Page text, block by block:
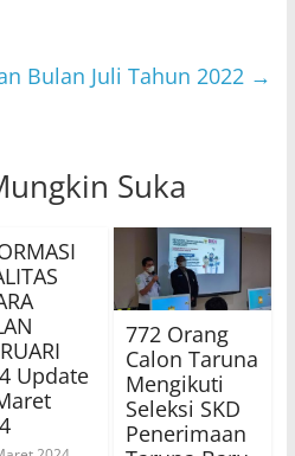
Bulan Juli Tahun 2022 →
Suka
Update
772 Orang
Calon Taruna
Mengikuti
Seleksi SKD
Penerimaan